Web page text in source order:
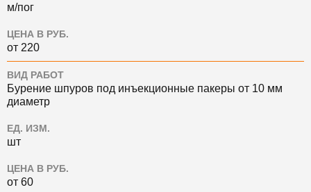
м/пог
ЦЕНА В РУБ.
от 220
ВИД РАБОТ
Бурение шпуров под инъекционные пакеры от 10 мм
диаметр
ЕД. ИЗМ.
шт
ЦЕНА В РУБ.
от 60